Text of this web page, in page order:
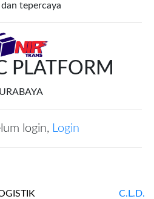
tepercaya
PLATFORM
login, Login
C.L.D.